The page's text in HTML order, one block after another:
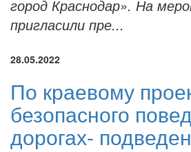
город Краснодар». На
пригласили пре...
28.05.2022
По краевому
безопасного
дорогах-